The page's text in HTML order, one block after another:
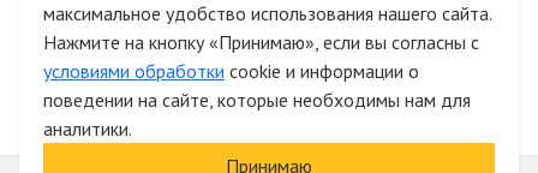
Быстрая авторизация на сайте
максимальное удобство использования нашего сайта.
Нажмите на кнопку «Принимаю», если вы согласны с
условиями обработки cookie и информации о
поведении на сайте, которые необходимы нам для
аналитики.
Принимаю